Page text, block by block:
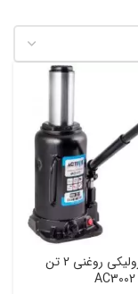
جک هیدرولیکی روغنی 2 تن